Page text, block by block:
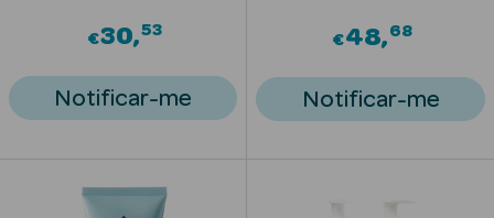
Creme de Olhos
Anti-
envelhecimento
Desmaquilhantes
€30 53
Notificar-me
€48 68
Notificar-me